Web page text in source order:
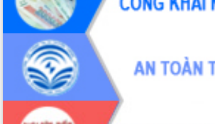
phá cơ chế - Hợp tác công tư
Đề án 06 tạo bước ngoặt đột phá trong
cải cách hành chính tỉnh Đắk Lắk
Kết nối tour, đẩy mạnh chuyển đổi số
để phát triển du lịch Đắk Lắk
Khởi động Dự án Đầu tư xây dựng hạ
tầng kỹ thuật Cụm công nghiệp Tân
Tiến